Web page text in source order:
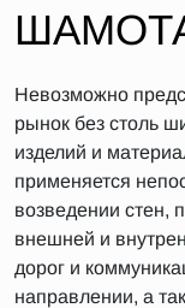
Невозможно
рынок без столь
изделий и
применяется
возведении стен,
внешней и
дорог и
направлении, а